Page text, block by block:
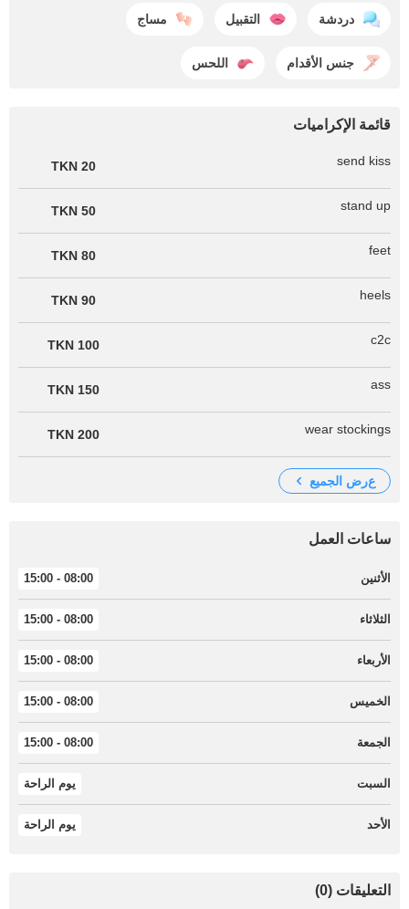
دردشة التقبيل مساج
جنس الأقدام اللحس
قائمة الإكراميات
send kiss
20 TKN
stand up
50 TKN
feet
80 TKN
heels
90 TKN
c2c
100 TKN
ass
150 TKN
wear stockings
200 TKN
عرض الجميع
ساعات العمل
الأثنين 08:00 - 15:00
الثلاثاء 08:00 - 15:00
الأربعاء 08:00 - 15:00
الخميس 08:00 - 15:00
الجمعة 08:00 - 15:00
السبت يوم الراحة
الأحد يوم الراحة
التعليقات (0)